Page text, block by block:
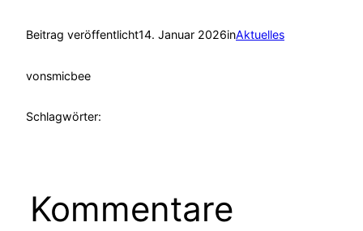
Beitrag veröffentlicht14. Januar 2026inAktuelles
vonsmicbee
Schlagwörter:
Kommentare